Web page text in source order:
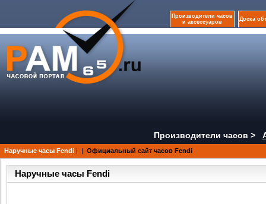
Производители часов
и аксессуаров
Доска
Производители часов >
Наручные часы Fendi | | Официальный сайт часов Fendi
Наручные часы Fendi